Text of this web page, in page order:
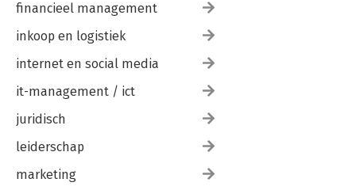
financieel management
inkoop en logistiek
internet en social media
it-management / ict
juridisch
leiderschap
marketing